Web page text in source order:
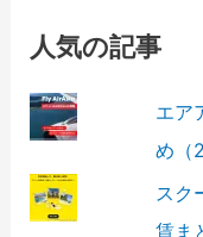
人気の記事
エア
め（
スク
賃ま